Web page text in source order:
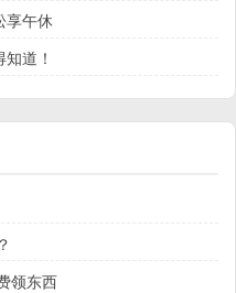
享午休
道！
领东西